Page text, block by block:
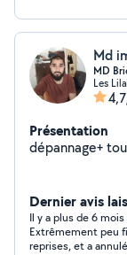
Md
MD
Les
Présentation
Dernier avis
Il y a plus de 6 mois
Extrêmement peu
reprises, et a